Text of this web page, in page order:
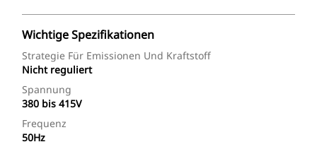
Wichtige Spezifikationen
Strategie Für Emissionen Und Kraftstoff
Nicht reguliert
Spannung
380 bis 415V
Frequenz
50Hz